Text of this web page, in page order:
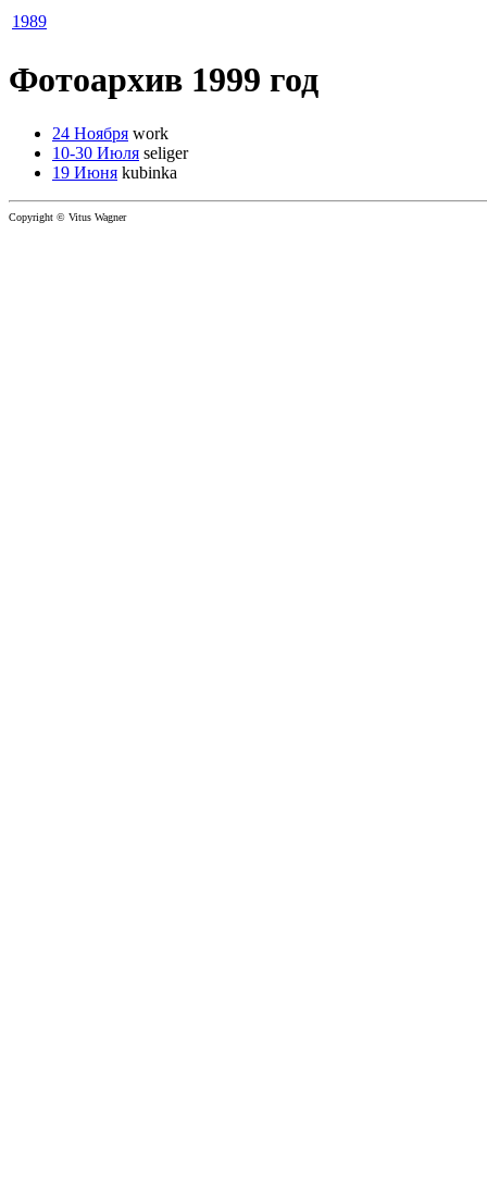
1989
Фотоархив 1999 год
24 Ноября work
10-30 Июля seliger
19 Июня kubinka
Copyright © Vitus Wagner